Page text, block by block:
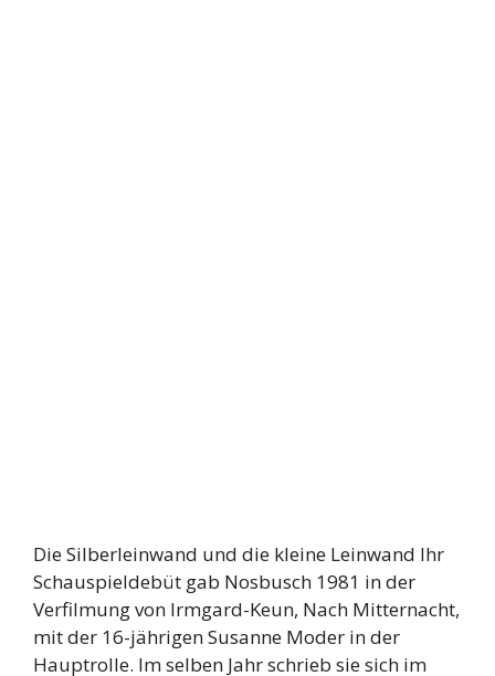
Die Silberleinwand und die kleine Leinwand Ihr
Schauspieldebüt gab Nosbusch 1981 in der
Verfilmung von Irmgard-Keun, Nach Mitternacht,
mit der 16-jährigen Susanne Moder in der
Hauptrolle. Im selben Jahr schrieb sie sich im